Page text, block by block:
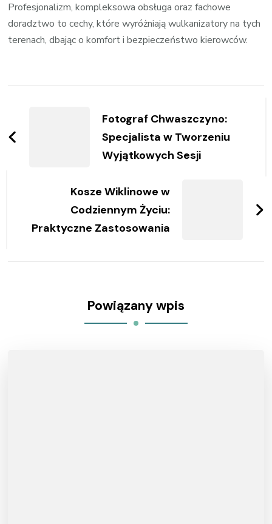
Profesjonalizm, kompleksowa obsługa oraz fachowe
doradztwo to cechy, które wyróżniają wulkanizatory na tych
terenach, dbając o komfort i bezpieczeństwo kierowców.
Fotograf Chwaszczyno:
Specjalista w Tworzeniu
Wyjątkowych Sesji
Kosze Wiklinowe w
Codziennym Życiu:
Praktyczne Zastosowania
Powiązany wpis